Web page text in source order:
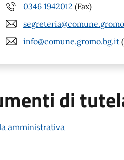
0346 1942012 (Fax)
info@comune.gromo.bg.it
di
amministrativa